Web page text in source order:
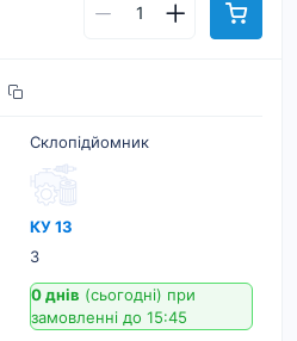
Склопідйомник
КУ 13
3
0 днів (сьогодні) при
замовленні до 15:45